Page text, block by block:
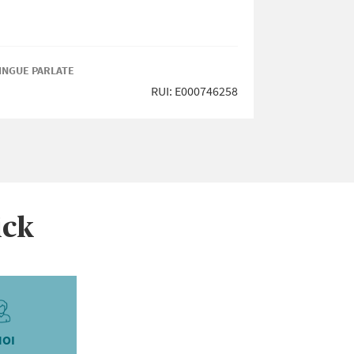
PARLATE
RUI: E000746258